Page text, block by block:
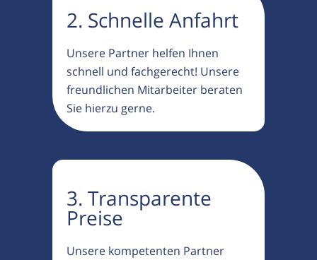
2. Schnelle Anfahrt
Unsere Partner helfen Ihnen
schnell und fachgerecht! Unsere
freundlichen Mitarbeiter beraten
Sie hierzu gerne.
3. Transparente
Preise
Unsere kompetenten Partner